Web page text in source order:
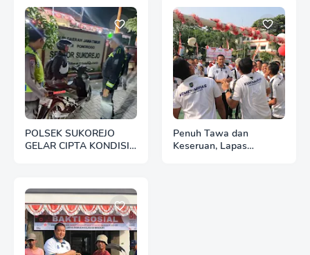
POLSEK SUKOREJO
GELAR CIPTA KONDISI
Penuh Tawa dan
Keseruan, Lapas